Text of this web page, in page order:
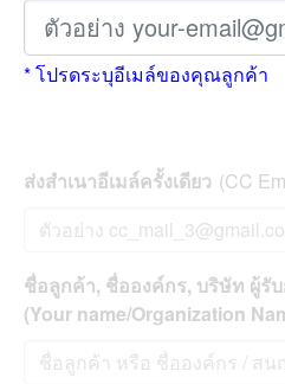
* โปรดระบุอีเมล์ของคุณลูกค้า
ส่งสำเนาอีเมล์ครั้งเดียว (CC
ชื่อลูกค้า, ชื่อองค์กร, บริษัท ผู้รั
(Your name/Organization